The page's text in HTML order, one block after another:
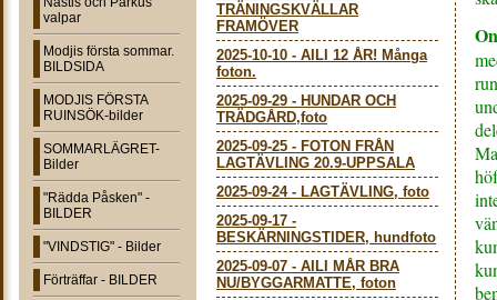
valpar
Modjis första sommar.
BILDSIDA
MODJIS FÖRSTA
RUINSÖK-bilder
SOMMARLÄGRET-
Bilder
"Rädda Påsken" -
BILDER
"VINDSTIG" - Bilder
Förträffar - BILDER
TRÄNINGSKVÄLLAR
FRAMÖVER
2025-10-10 - AILI 12 ÅR! Många
foton.
2025-09-29 - HUNDAR OCH
TRÄDGÅRD,foto
2025-09-25 - FOTON FRÅN
LAGTÄVLING 20.9-UPPSALA
2025-09-24- LAGTÄVLING, foto
2025-09-17 -
BESKÄRNINGSTIDER, hundfoto
2025-09-07 - AILI MÅR BRA
NU/BYGGARMATTE, foton